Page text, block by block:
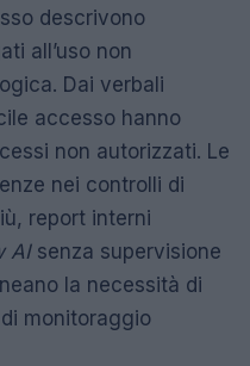
descrivono
all’uso non
Dai verbali
accesso hanno
non autorizzati. Le
nei controlli di
report interni
AIsenza supervisione
la necessità di
monitoraggio